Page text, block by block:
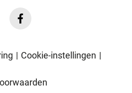
Facebook
| Cookie-instellingen |